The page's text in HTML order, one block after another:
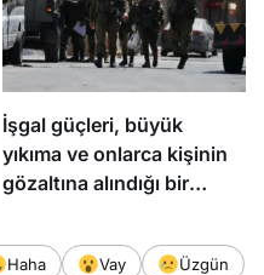
İşgal güçleri, büyük
yıkıma ve onlarca kişinin
gözaltına alındığı bir
Kalendiya’dan çekildi
Haha Vay
Üzgün